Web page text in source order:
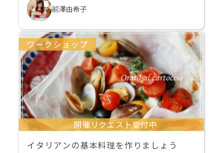
前澤由希子
ワークショップ
開催リクエスト受付中
イタリアンの基本料理を作りましょう